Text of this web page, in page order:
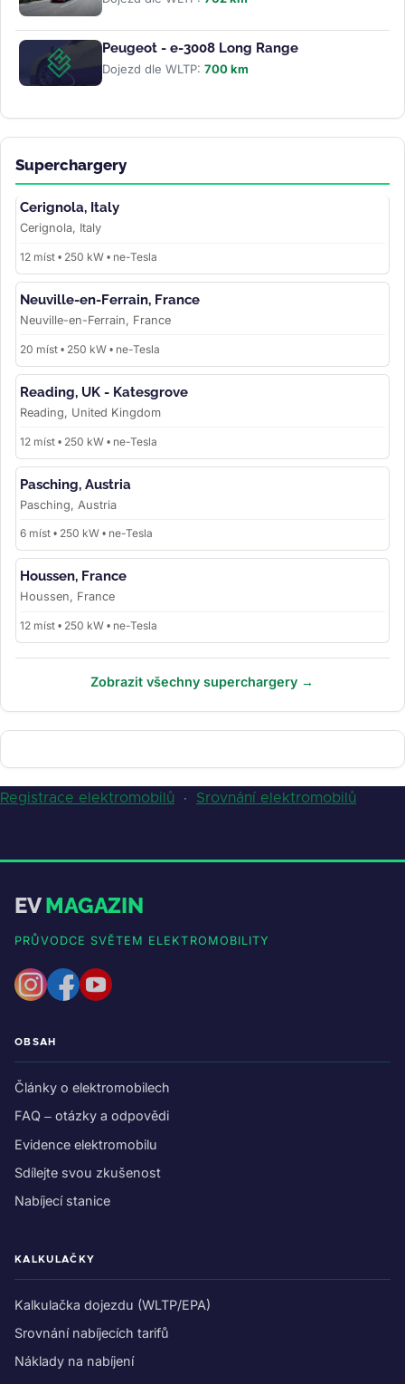
Peugeot - e-3008 Long Range
Dojezd dle WLTP: 700 km
Superchargery
Cerignola, Italy
Cerignola, Italy
12 míst • 250 kW • ne-Tesla
Neuville-en-Ferrain, France
Neuville-en-Ferrain, France
20 míst • 250 kW • ne-Tesla
Reading, UK - Katesgrove
Reading, United Kingdom
12 míst • 250 kW • ne-Tesla
Pasching, Austria
Pasching, Austria
6 míst • 250 kW • ne-Tesla
Houssen, France
Houssen, France
12 míst • 250 kW • ne-Tesla
Zobrazit všechny superchargery →
Registrace elektromobilů · Srovnání elektromobilů
EVMAGAZIN
PRŮVODCE SVĚTEM ELEKTROMOBILITY
OBSAH
Články o elektromobilech
FAQ – otázky a odpovědi
Evidence elektromobilu
Sdílejte svou zkušenost
Nabíjecí stanice
KALKULAČKY
Kalkulačka dojezdu (WLTP/EPA)
Srovnání nabíjecích tarifů
Náklady na nabíjení